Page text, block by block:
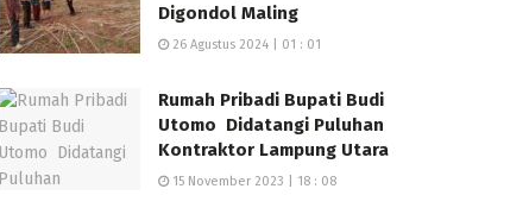
Digondol Maling
26 Agustus 2024 | 01 : 01
Rumah Pribadi Bupati Budi
Utomo Didatangi Puluhan
Kontraktor Lampung Utara
15 November 2023 | 18 : 08